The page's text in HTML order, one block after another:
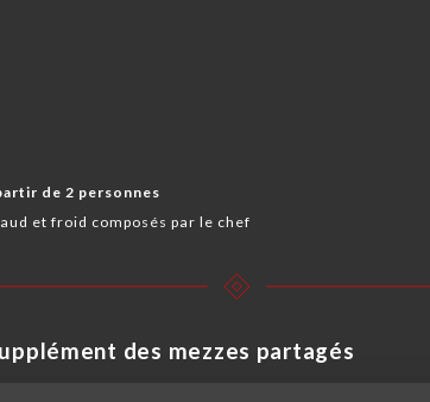
de 2 personnes
et froid composés par le chef
des mezzes partagés